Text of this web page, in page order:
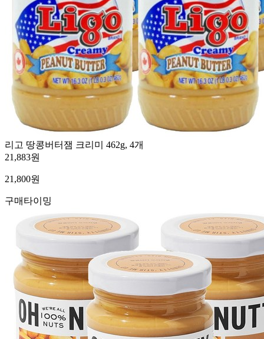
리고 땅콩버터잼 크리미 462g, 4개
21,883원
21,800원
구매타이밍